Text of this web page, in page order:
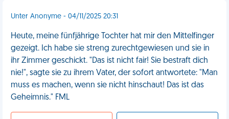
Unter Anonyme - 04/11/2025 20:31
Heute, meine fünfjährige Tochter hat mir den Mittelfinger
gezeigt. Ich habe sie streng zurechtgewiesen und sie in
ihr Zimmer geschickt. "Das ist nicht fair! Sie bestraft dich
nie!", sagte sie zu ihrem Vater, der sofort antwortete: "Man
muss es machen, wenn sie nicht hinschaut! Das ist das
Geheimnis." FML